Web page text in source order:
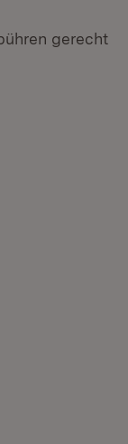
gerecht